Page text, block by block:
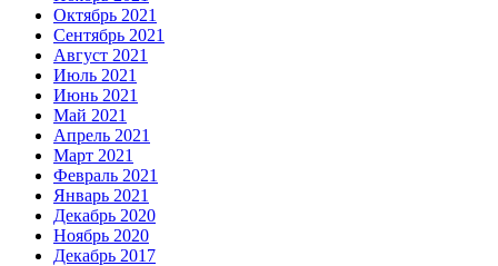
Октябрь 2021
Сентябрь 2021
Август 2021
Июль 2021
Июнь 2021
Май 2021
Апрель 2021
Март 2021
Февраль 2021
Январь 2021
Декабрь 2020
Ноябрь 2020
Декабрь 2017